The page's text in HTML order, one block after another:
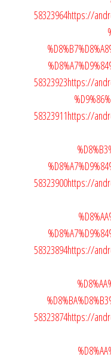
58323964https://
58323923https://
58323911https://
58323900https://
58323894https://
58323874https://